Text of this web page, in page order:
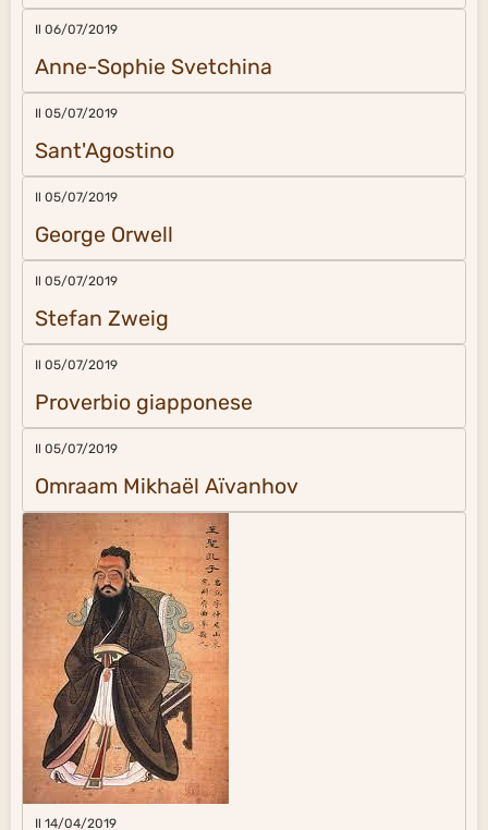
Il 06/07/2019
Anne-Sophie Svetchina
Il 05/07/2019
Sant'Agostino
Il 05/07/2019
George Orwell
Il 05/07/2019
Stefan Zweig
Il 05/07/2019
Proverbio giapponese
Il 05/07/2019
Omraam Mikhaël Aïvanhov
Il 14/04/2019